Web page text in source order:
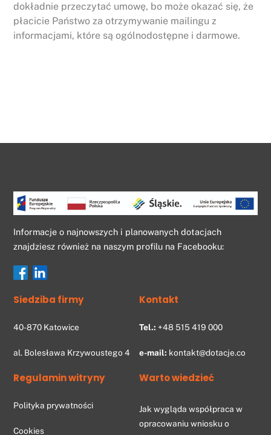
dokładnie przeczytać umowę, bo może okazać się, że
płacicie Państwo za otrzymywanie mailingu z
informacjami, które są ogólnodostępne i darmowe.
Back
To
Top
Informacje o najnowszych i planowanych dotacjach
znajdziesz również na naszym profilu na Facebooku:
Siedziba firmy
40-870 Katowice
al. Bolesława Krzywoustego 4
Kontakt
Tel.: +48 515 419 000
e-mail: kontakt@dotacje.co
Regulamin witryny
Polityka prywatności
Cookies
Warto wiedzieć
Jak wygląda współpraca w
opracowaniu wniosku o